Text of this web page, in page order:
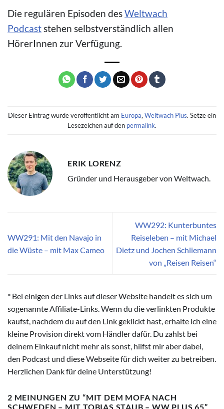
Die regulären Episoden desWeltwach
Podcaststehen selbstverständlich allen
HörerInnen zur Verfügung.
Dieser Eintrag wurde veröffentlicht am Europa, Weltwach Plus. Setze ein
Lesezeichen auf den permalink.
ERIK LORENZ
Gründer und Herausgeber von Weltwach.
WW291: Mit den Navajo in
die Wüste – mit Max Cameo
WW292: Kunterbuntes
Reiseleben – mit Michael
Dietz und Jochen Schliemann
von „Reisen Reisen“
* Bei einigen der Links auf dieser Website handelt es sich um
sogenannte Affiliate-Links. Wenn du die verlinkten Produkte
kaufst, nachdem du auf den Link geklickt hast, erhalte ich eine
kleine Provision direkt vom Händler dafür. Du zahlst bei
deinem Einkauf nicht mehr als sonst, hilfst mir aber dabei,
den Podcast und diese Webseite für dich weiter zu betreiben.
Herzlichen Dank für deine Unterstützung!
2 MEINUNGEN ZU “MIT DEM MOFA NACH
SCHWEDEN – MIT TOBIAS STAUB – WW PLUS 65”